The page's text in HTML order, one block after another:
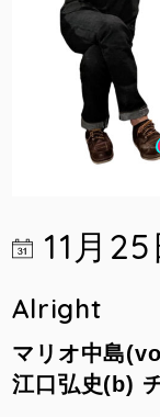
11月
Alright
マリオ中島
江口弘史(b)